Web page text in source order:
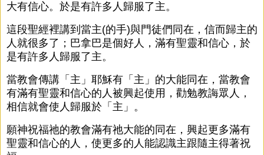
大有信心。於是有許多人歸服了主。
這段聖經裡講到當主(的手)與門徒們同在，信而歸主的
人就很多了；巴拿巴是個好人，滿有聖靈和信心，於
是有許多人歸服了主。
當教會傳講「主」耶穌有「主」的大能同在，當教會
有滿有聖靈和信心的人被興起使用，勸勉教誨眾人，
相信就會使人歸服於「主」。
願神祝福祂的教會滿有祂大能的同在，興起更多滿有
聖靈和信心的人，使更多的人能認識主跟隨主得著祝